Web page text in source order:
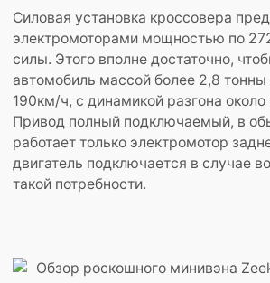
Силовая установка кроссовера
электромоторами мощностью по
силы. Этого вполне достаточно,
автомобиль массой более 2,8 тонны
190км/ч, с динамикой разгона около
Привод полный подключаемый, в
работает только электромотор
двигатель подключается в случае
такой потребности.